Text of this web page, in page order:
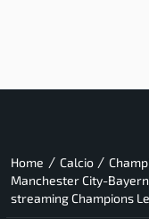
Home / Calcio /
Manchester City-
streaming Champions